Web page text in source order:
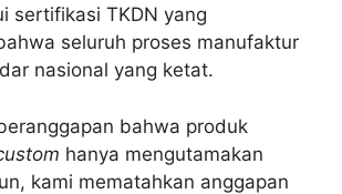
sertifikasi TKDN yang
seluruh proses manufaktur
nasional yang ketat.
bahwa produk
hanya mengutamakan
kami mematahkan anggapan